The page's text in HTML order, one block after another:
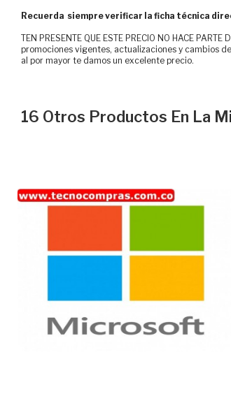
Recuerda siempre verificar la ficha técnica
TEN PRESENTE QUE ESTE PRECIO NO HACE
promociones vigentes, actualizaciones y cambios
al por mayor te damos un excelente precio.
16 Otros Productos En La